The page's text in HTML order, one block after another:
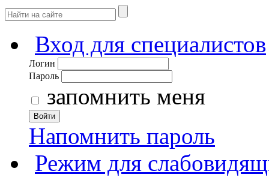
Вход для специалистов
Логин
Пароль
запомнить меня
Войти
Напомнить пароль
Режим для